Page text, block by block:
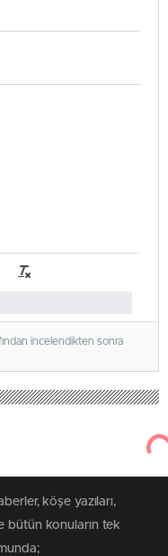
incelendikten sonra
köşe yazıları,
bütün konuların tek